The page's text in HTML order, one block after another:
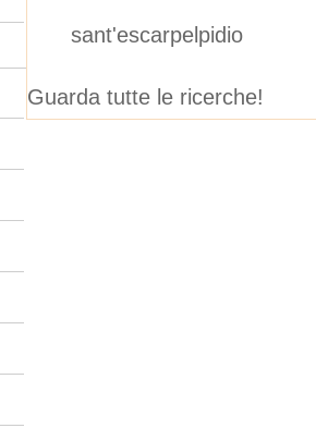
sant'escarpelpidio
Guarda tutte le ricerche!